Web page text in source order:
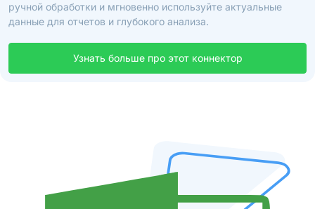
ручной обработки и мгновенно используйте актуальные
данные для отчетов и глубокого анализа.
Узнать больше про этот коннектор